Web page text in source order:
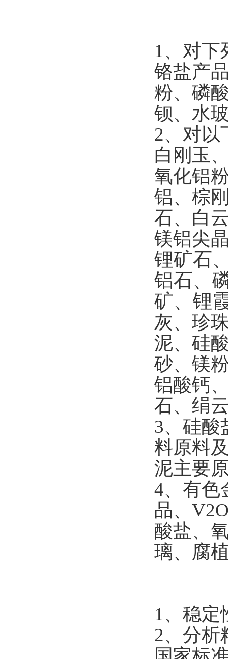
1、对下
铬盐产
粉、磷
钡、水
2、对以
白刚玉
氧化铝
铝、棕
石、白
镁铝尖
锂矿石
铝石、
矿、锂
灰、珍
泥、硅
砂、镁
铝酸钙
石、绢
3、硅酸
料原料
泥主要
4、有色
品、
酸盐、
璃、腐
1、稳定
2、分析